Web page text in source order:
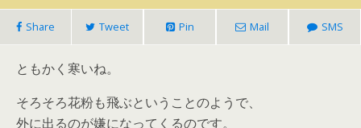
Share Tweet Pin Mail SMS
ともかく寒いね。
そろそろ花粉も飛ぶということのようで、
外に出るのが嫌になってくるのです。